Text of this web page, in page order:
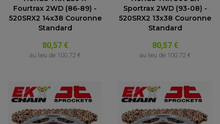
Fourtrax 2WD (86-89) -
520SRX2 14x38 Couronne
Standard
80,57 €
au lieu de 100,72 €
Sportrax 2WD (93-08) -
520SRX2 13x38 Couronne
Standard
80,57 €
au lieu de 100,72 €